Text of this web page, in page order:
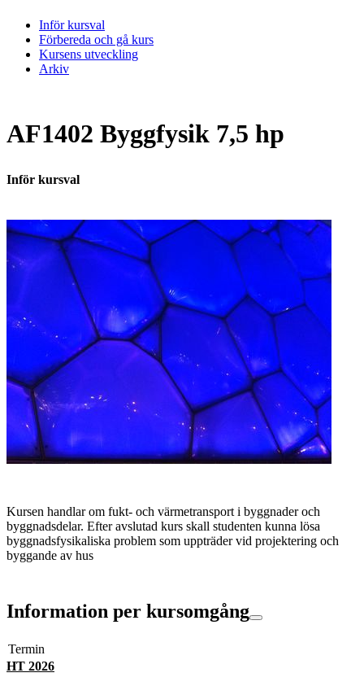
Inför kursval
Förbereda och gå kurs
Kursens utveckling
Arkiv
AF1402 Byggfysik 7,5 hp
Inför kursval
Kursen handlar om fukt- och värmetransport i byggnader och
byggnadsdelar. Efter avslutad kurs skall studenten kunna lösa
byggnadsfysikaliska problem som uppträder vid projektering och
byggande av hus
Information per kursomgång
Termin
HT 2026